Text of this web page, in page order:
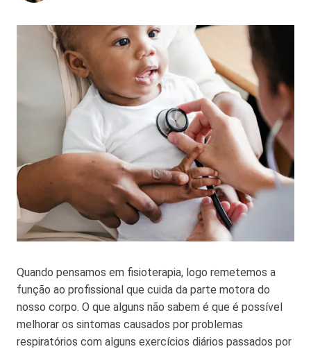
Quando pensamos em fisioterapia, logo remetemos a
função ao profissional que cuida da parte motora do
nosso corpo. O que alguns não sabem é que é possível
melhorar os sintomas causados por problemas
respiratórios com alguns exercícios diários passados por